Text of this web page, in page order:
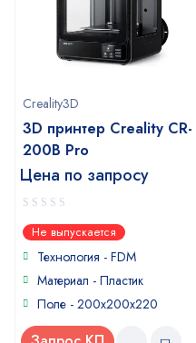
Creality3D
3D принтер Creality CR-
200B Pro
Цена по запросу
0
out
of
Не выпускается
Технология - FDM
Материал - Пластик
Поле - 200x200x220